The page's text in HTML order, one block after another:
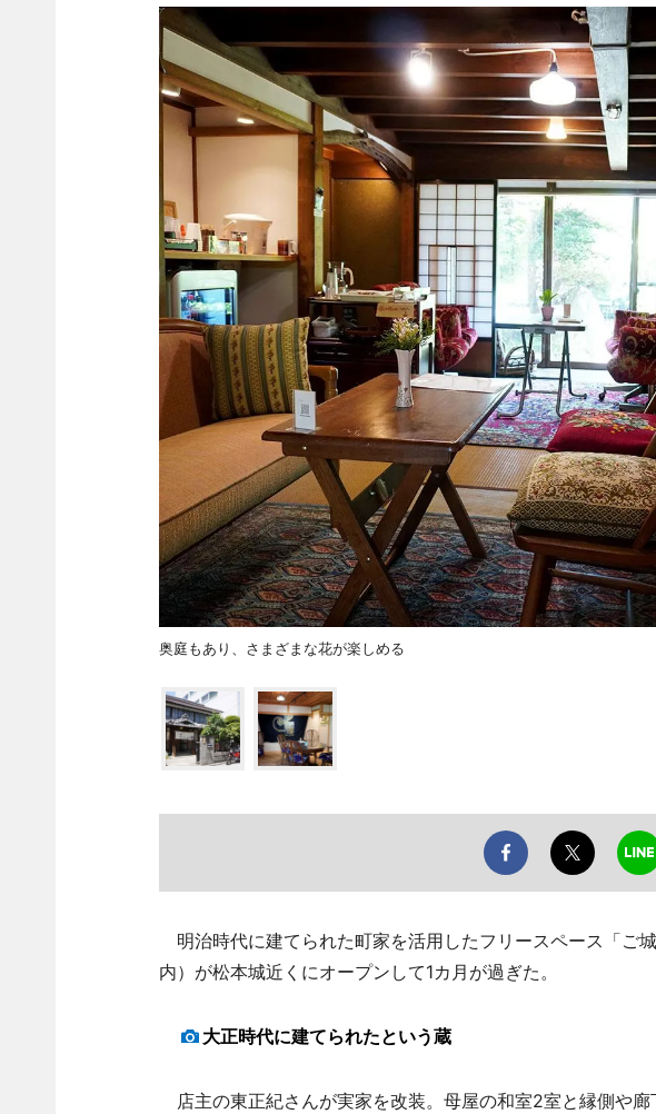
奥庭もあり、さまざまな花が楽しめる
明治時代に建てられた町家を活用したフリースペース「ご
内）が松本城近くにオープンして1カ月が過ぎた。
大正時代に建てられたという蔵
店主の東正紀さんが実家を改装。母屋の和室2室と縁側や